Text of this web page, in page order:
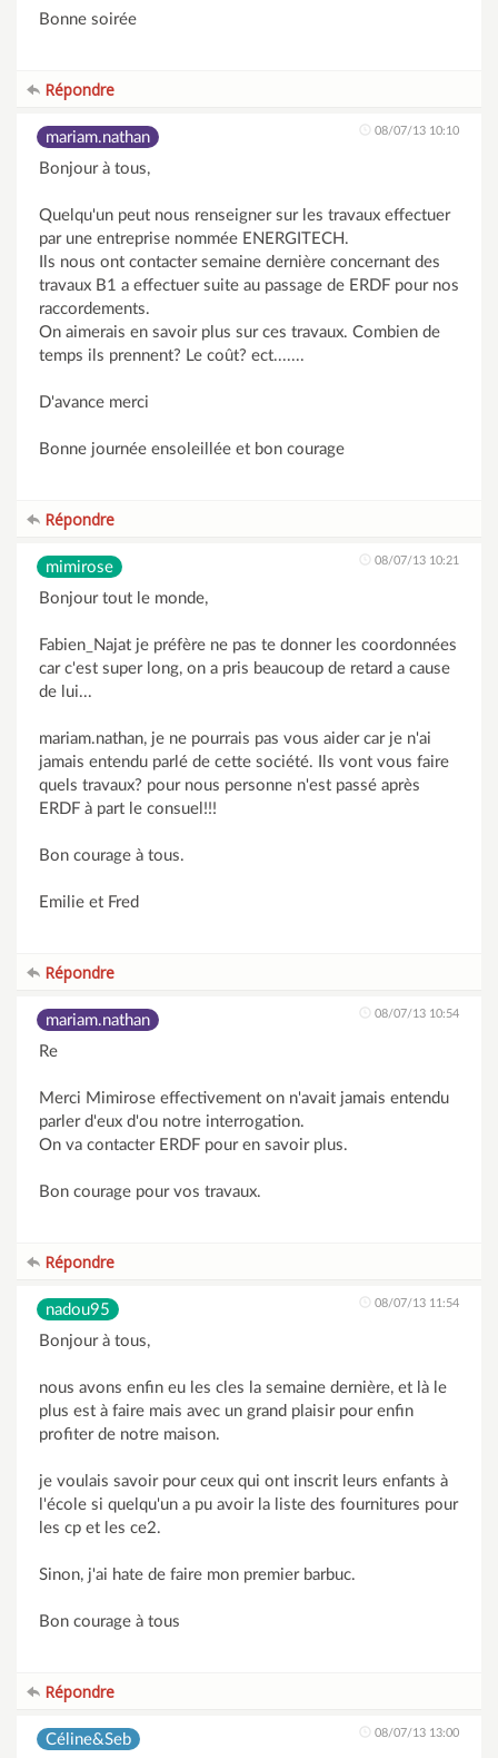
Bonne soirée
Répondre
mariam.nathan 08/07/13 10:10
Bonjour à tous,
Quelqu'un peut nous renseigner sur les travaux effectuer
par une entreprise nommée ENERGITECH.
Ils nous ont contacter semaine dernière concernant des
travaux B1 a effectuer suite au passage de ERDF pour nos
raccordements.
On aimerais en savoir plus sur ces travaux. Combien de
temps ils prennent? Le coût? ect.......
D'avance merci
Bonne journée ensoleillée et bon courage
Répondre
mimirose 08/07/13 10:21
Bonjour tout le monde,
Fabien_Najat je préfère ne pas te donner les coordonnées
car c'est super long, on a pris beaucoup de retard a cause
de lui...
mariam.nathan, je ne pourrais pas vous aider car je n'ai
jamais entendu parlé de cette société. Ils vont vous faire
quels travaux? pour nous personne n'est passé après
ERDF à part le consuel!!!
Bon courage à tous.
Emilie et Fred
Répondre
mariam.nathan 08/07/13 10:54
Re
Merci Mimirose effectivement on n'avait jamais entendu
parler d'eux d'ou notre interrogation.
On va contacter ERDF pour en savoir plus.
Bon courage pour vos travaux.
Répondre
nadou95 08/07/13 11:54
Bonjour à tous,
nous avons enfin eu les cles la semaine dernière, et là le
plus est à faire mais avec un grand plaisir pour enfin
profiter de notre maison.
je voulais savoir pour ceux qui ont inscrit leurs enfants à
l'école si quelqu'un a pu avoir la liste des fournitures pour
les cp et les ce2.
Sinon, j'ai hate de faire mon premier barbuc.
Bon courage à tous
Répondre
Céline&Seb 08/07/13 13:00